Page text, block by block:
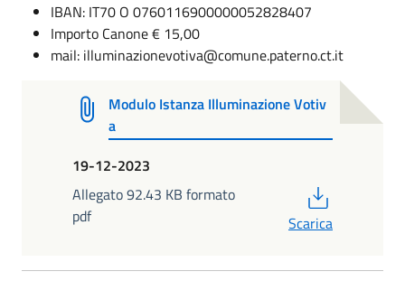
IBAN: IT70 O 0760116900000052828407
Importo Canone € 15,00
mail: illuminazionevotiva@comune.paterno.ct.it
Modulo Istanza Illuminazione Votiv
a
19-12-2023
Allegato 92.43 KB formato
pdf
Scarica